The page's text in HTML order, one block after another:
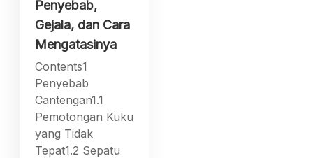
Penyebab,
Gejala, dan Cara
Mengatasinya
Contents1
Penyebab
Cantengan1.1
Pemotongan Kuku
yang Tidak
Tepat1.2 Sepatu